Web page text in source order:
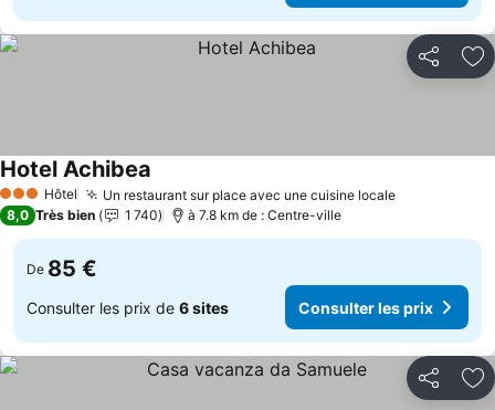
Partager
3 ÉtoilesHôtel Un restaurant sur place avec une cuisine localeConsulter
Hotel Achibea
8,0 Très bien 1 740 à 7.8 km de : Centre-ville
De 85 €
Consulter les prix de 6 sites Consulter les prix
Partager